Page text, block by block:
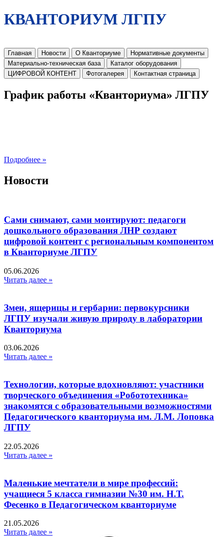
КВАНТОРИУМ ЛГПУ
Главная Новости О Кванториуме
Нормативные документы
Материально-техническая база
Каталог оборудования
ЦИФРОВОЙ КОНТЕНТ
Фотогалерея Контактная страница
График работы «Кванториума» ЛГПУ
Подробнее »
Новости
Сами снимают, сами монтируют: педагоги
дошкольного образования ЛНР создают
цифровой контент с региональным компонентом
в Кванториуме ЛГПУ​
05.06.2026
Читать далее »
Змеи, ящерицы и гербарии: первокурсники
ЛГПУ изучали живую природу в лаборатории
Кванториума
03.06.2026
Читать далее »
Технологии, которые вдохновляют: участники
творческого объединения «Робототехника»
знакомятся с образовательными возможностями
Педагогического кванториума им. Л.М. Лоповка
ЛГПУ
22.05.2026
Читать далее »
Маленькие мечтатели в мире профессий:
учащиеся 5 класса гимназии №30 им. Н.Т.
Фесенко в Педагогическом кванториуме
21.05.2026
Читать далее »